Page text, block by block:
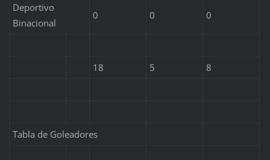
Deportivo
Binacional
0 0 0
18 5 8
Tabla de Goleadores